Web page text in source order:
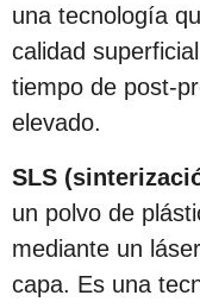
una tecnología
calidad
tiempo de post-
elevado.
SLS
un polvo de
mediante un
capa. Es una